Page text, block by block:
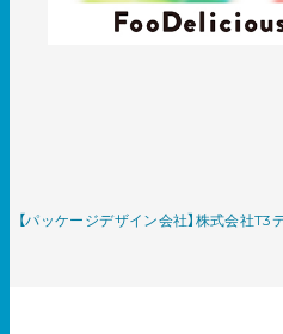
【パッケージデザイン会社】株式会社T3